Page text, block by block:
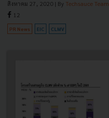
สิงหาคม 27, 2020 | By Techsauce Team
12
PR News EIC CLMV